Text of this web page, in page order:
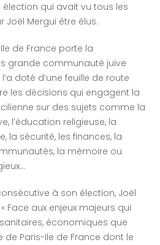
élection qui avait vu tous les
Mergui être élus.
de France porte la
grande communauté juive
doté d’une feuille de route
les décisions qui engagent la
sur des sujets comme la
l’éducation religieuse, la
la sécurité, les finances, la
la mémoire ou
à son élection, Joël
Face aux enjeux majeurs qui
économiques que
de Paris-Ile de France dont le